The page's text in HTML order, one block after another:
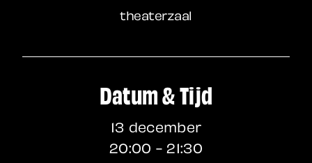
theaterzaal
Datum & Tijd
13 december
20:00 - 21:30